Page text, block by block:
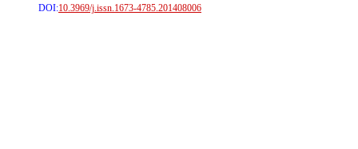
DOI:10.3969/j.issn.1673-4785.201408006